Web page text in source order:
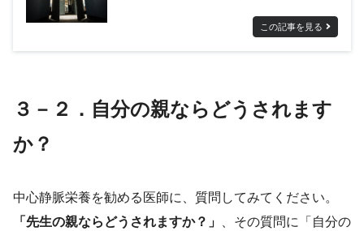
この記事を見る
３－２．自分の親ならどうされます
か？
中心静脈栄養を勧める医師に、質問してみてください。
「先生の親ならどうされますか？」
、その質問に「自分の